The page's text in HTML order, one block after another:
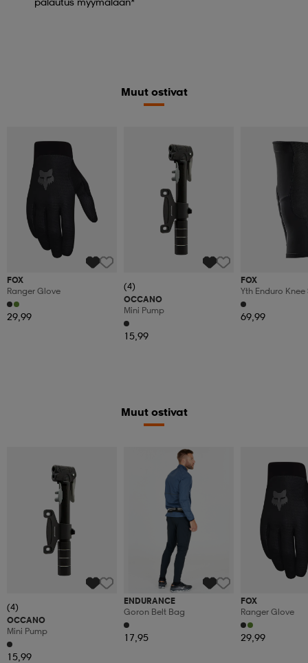
Muut ostivat
FOX
Ranger Glove
29,99
(4)
OCCANO
Mini Pump
15,99
FOX
Yth Enduro Knee
69,99
Muut ostivat
(4)
OCCANO
Mini Pump
15,99
ENDURANCE
Goron Belt Bag
17,95
FOX
Ranger Glove
29,99